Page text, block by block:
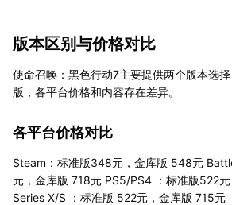
版本区别与价格对比
使命召唤：黑色行动7主要提供两个版本选
版，各平台价格和内容存在差异。
各平台价格对比
Steam：标准版348元，金库版 548元
元，金库版 718元 PS5/PS4 ：标准版522
Series X/S ：标准版 522元，金库版 715元